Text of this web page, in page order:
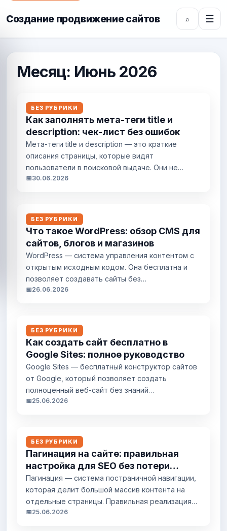
Создание продвижение сайтов ⌕ ☰
Месяц: Июнь 2026
БЕЗ РУБРИКИ
Как заполнять мета-теги title и
description: чек-лист без ошибок
Мета-теги title и description — это краткие
описания страницы, которые видят
пользователи в поисковой выдаче. Они не
влияют напрямую на ранжирование, но от их
помогают привлечь целевую аудиторию и
снизить процент отказов. Что такое title и
description Title — это заголовок страницы,
который отображается во вкладке...
📅30.06.2026
БЕЗ РУБРИКИ
Что такое WordPress: обзор CMS для
сайтов, блогов и магазинов
WordPress — система управления контентом с
открытым исходным кодом. Она бесплатна и
позволяет создавать сайты без
программирования. На WordPress работает
магазинов. Что такое WordPress простыми
словами WordPress — это движок для сайта. Вы
устанавливаете его на хостинг, выбираете
дизайн из тысяч готовых...
📅26.06.2026
БЕЗ РУБРИКИ
Как создать сайт бесплатно в
Google Sites: полное руководство
Google Sites — бесплатный конструктор сайтов
от Google, который позволяет создать
полноценный веб-сайт без знаний
программирования. Сервис интегрирован с
таблиц и презентаций. Сайт создается за
несколько часов, автоматически размещается
на бесплатном хостинге и доступен по адресу
вида sites.google.com/view/ваш-сайт.
Подготовка к созданию сайта Для работы с...
📅25.06.2026
БЕЗ РУБРИКИ
Пагинация на сайте: правильная
настройка для SEO без потери
трафика
Пагинация — система постраничной навигации,
которая делит большой массив контента на
отдельные страницы. Правильная реализация
критична для SEO: ошибки приводят к
📅25.06.2026